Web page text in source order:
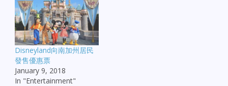
Disneyland向南加州居民
發售優惠票
January 9, 2018
In "Entertainment"